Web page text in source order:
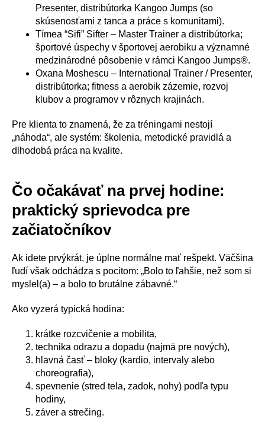
Presenter, distribútorka Kangoo Jumps (so
skúsenosťami z tanca a práce s komunitami).
Tímea “Sifi” Sifter – Master Trainer a distribútorka;
športové úspechy v športovej aerobiku a významné
medzinárodné pôsobenie v rámci Kangoo Jumps®.
Oxana Moshescu – International Trainer / Presenter,
distribútorka; fitness a aerobik zázemie, rozvoj
klubov a programov v rôznych krajinách.
Pre klienta to znamená, že za tréningami nestojí
„náhoda“, ale systém: školenia, metodické pravidlá a
dlhodobá práca na kvalite.
Čo očakávať na prvej hodine:
praktický sprievodca pre
začiatočníkov
Ak idete prvýkrát, je úplne normálne mať rešpekt. Väčšina
ľudí však odchádza s pocitom: „Bolo to ľahšie, než som si
myslel(a) – a bolo to brutálne zábavné.“
Ako vyzerá typická hodina:
krátke rozcvičenie a mobilita,
technika odrazu a dopadu (najmä pre nových),
hlavná časť – bloky (kardio, intervaly alebo
choreografia),
spevnenie (stred tela, zadok, nohy) podľa typu
hodiny,
záver a strečing.